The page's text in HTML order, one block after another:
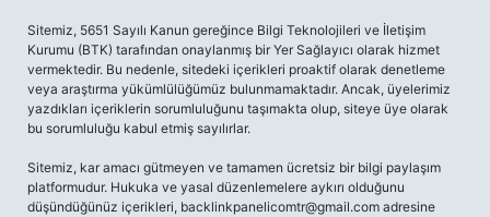
Sitemiz, 5651 Sayılı Kanun gereğince Bilgi Teknolojileri ve İletişim
Kurumu (BTK) tarafından onaylanmış bir Yer Sağlayıcı olarak hizmet
vermektedir. Bu nedenle, sitedeki içerikleri proaktif olarak denetleme
veya araştırma yükümlülüğümüz bulunmamaktadır. Ancak, üyelerimiz
yazdıkları içeriklerin sorumluluğunu taşımakta olup, siteye üye olarak
bu sorumluluğu kabul etmiş sayılırlar.
Sitemiz, kar amacı gütmeyen ve tamamen ücretsiz bir bilgi paylaşım
platformudur. Hukuka ve yasal düzenlemelere aykırı olduğunu
düşündüğünüz içerikleri, backlinkpanelicomtr@gmail.com adresine